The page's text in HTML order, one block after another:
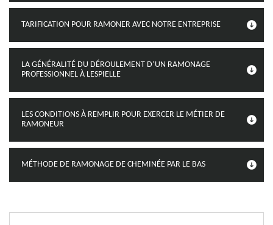
TARIFICATION POUR RAMONER AVEC NOTRE ENTREPRISE
LA GÉNÉRALITÉ DU DÉROULEMENT D’UN RAMONAGE
PROFESSIONNEL À LESPIELLE
LES CONDITIONS À REMPLIR POUR EXERCER LE MÉTIER DE
RAMONEUR
MÉTHODE DE RAMONAGE DE CHEMINÉE PAR LE BAS